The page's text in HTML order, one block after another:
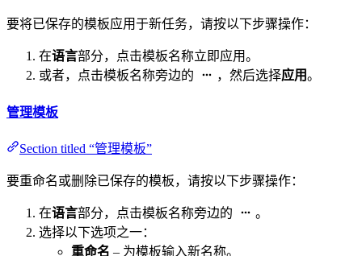
要将已保存的模板应用于新任务，请按以下步骤操作：
在语言部分，点击模板名称立即应用。
或者，点击模板名称旁边的
，然后选择应用。
管理模板
Section titled “管理模板”
要重命名或删除已保存的模板，请按以下步骤操作：
在语言部分，点击模板名称旁边的
。
选择以下选项之一：
重命名 – 为模板输入新名称。